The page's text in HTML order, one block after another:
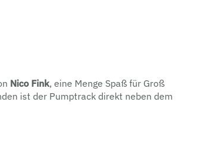
Nico Fink, eine Menge Spaß für Groß
ist der Pumptrack direkt neben dem